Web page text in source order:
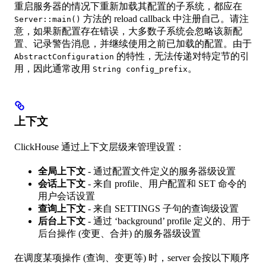
重启服务器的情况下重新加载其配置的子系统，都应在
Server::main() 方法的 reload callback 中注册自己。请注
意，如果新配置存在错误，大多数子系统会忽略该新配
置、记录警告消息，并继续使用之前已加载的配置。由于
AbstractConfiguration 的特性，无法传递对特定节的引
用，因此通常改用 String config_prefix 。
上下文
ClickHouse 通过上下文层级来管理设置：
全局上下文 - 通过配置文件定义的服务器级设置
会话上下文 - 来自 profile、用户配置和 SET 命令的
用户会话设置
查询上下文 - 来自 SETTINGS 子句的查询级设置
后台上下文 - 通过 ‘background’ profile 定义的、用于
后台操作 (变更、合并) 的服务器级设置
在调度某项操作 (查询、变更等) 时，server 会按以下顺序